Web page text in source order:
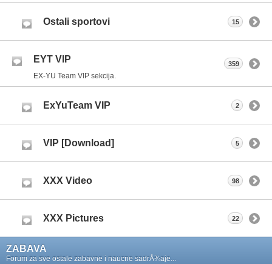
Ostali sportovi 15
EYT VIP
EX-YU Team VIP sekcija.
359
ExYuTeam VIP 2
VIP [Download] 5
XXX Video 98
XXX Pictures 22
ZABAVA
Forum za sve ostale zabavne i naucne sadrÅ¾aje...